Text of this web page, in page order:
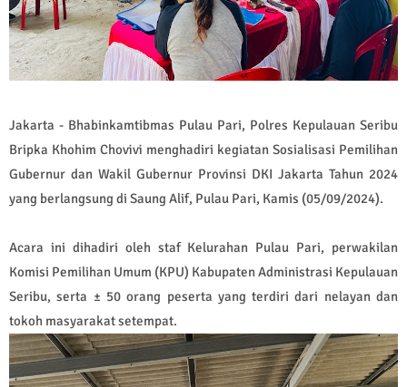
Jakarta - Bhabinkamtibmas Pulau Pari, Polres Kepulauan Seribu
Bripka Khohim Chovivi menghadiri kegiatan Sosialisasi Pemilihan
Gubernur dan Wakil Gubernur Provinsi DKI Jakarta Tahun 2024
yang berlangsung di Saung Alif, Pulau Pari, Kamis (05/09/2024).
Acara ini dihadiri oleh staf Kelurahan Pulau Pari, perwakilan
Komisi Pemilihan Umum (KPU) Kabupaten Administrasi Kepulauan
Seribu, serta ± 50 orang peserta yang terdiri dari nelayan dan
tokoh masyarakat setempat.